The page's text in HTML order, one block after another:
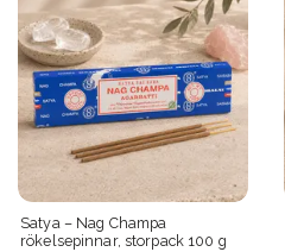
Satya – Nag Champa
rökelsepinnar, storpack 100 g